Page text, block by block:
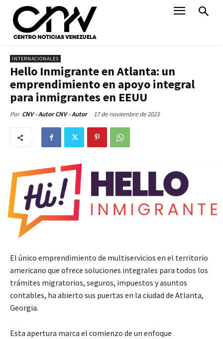
INTERNACIONALES
Hello Inmigrante en Atlanta: un
emprendimiento en apoyo integral
para inmigrantes en EEUU
Por CNV - Autor CNV - Autor 17 de noviembre de 2023
El único emprendimiento de multiservicios en el territorio
americano que ofrece soluciones integrales para todos los
trámites migratorios, seguros, impuestos y asuntos
contables, ha abierto sus puertas en la ciudad de Atlanta,
Georgia.
Esta apertura marca el comienzo de un enfoque